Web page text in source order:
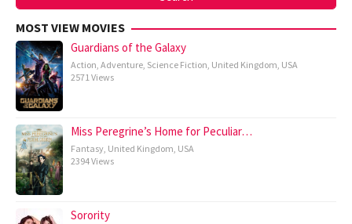
MOST VIEW MOVIES
Guardians of the Galaxy
Action, Adventure, Science Fiction, United Kingdom, USA
2571 Views
Miss Peregrine’s Home for Peculiar…
Fantasy, United Kingdom, USA
2394 Views
Sorority